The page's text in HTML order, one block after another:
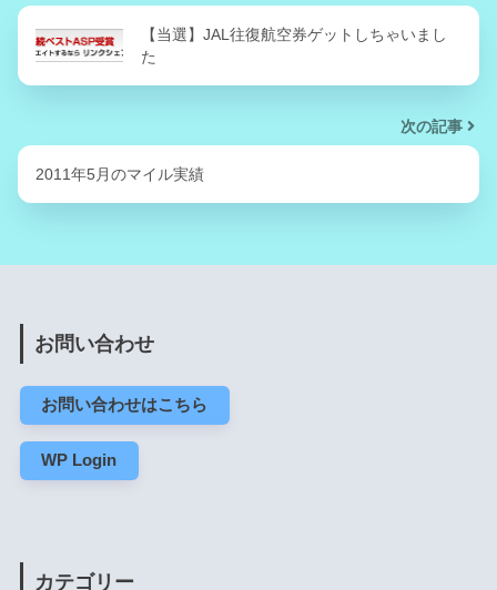
【当選】JAL往復航空券ゲットしちゃいまし
た
次の記事
2011年5月のマイル実績
お問い合わせ
お問い合わせはこちら
WP Login
カテゴリー